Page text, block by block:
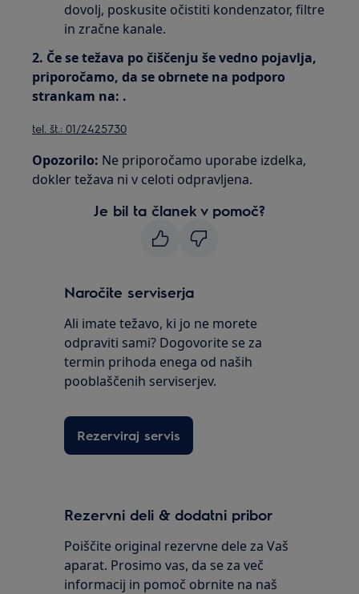
dovolj, poskusite očistiti kondenzator, filtre
in zračne kanale.
2. Če se težava po čiščenju še vedno pojavlja,
priporočamo, da se obrnete na podporo
strankam na: .
tel. št.: 01/2425730
Opozorilo: Ne priporočamo uporabe izdelka,
dokler težava ni v celoti odpravljena.
Je bil ta članek v pomoč?
Naročite serviserja
Ali imate težavo, ki jo ne morete
odpraviti sami? Dogovorite se za
termin prihoda enega od naših
pooblaščenih serviserjev.
Rezerviraj servis
Rezervni deli & dodatni pribor
Poiščite original rezervne dele za Vaš
aparat. Prosimo vas, da se za več
informacij in pomoč obrnite na naš